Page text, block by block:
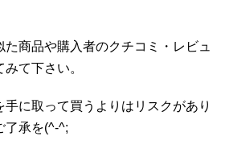
商品や購入者のクチコミ・レビュ
て下さい。
に取って買うよりはリスクがあり
了承を(^-^;